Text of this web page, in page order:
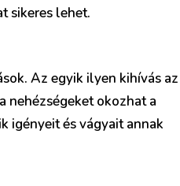
sikeres lehet.
Az egyik ilyen kihívás az
nehézségeket okozhat a
igényeit és vágyait annak